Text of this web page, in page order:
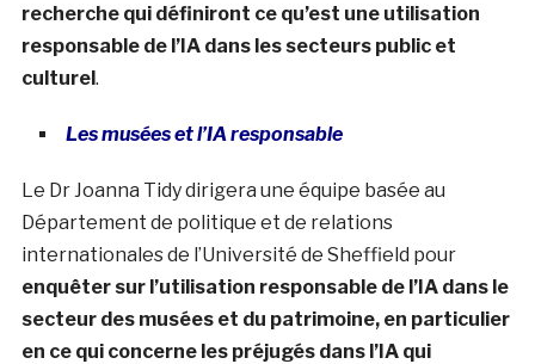
recherche qui définiront ce qu’est une utilisation
responsable de l’IA dans les secteurs public et
culturel.
Les musées et l’IA responsable
Le Dr Joanna Tidy dirigera une équipe basée au
Département de politique et de relations
internationales de l’Université de Sheffield pour
enquêter sur l’utilisation responsable de l’IA dans le
secteur des musées et du patrimoine, en particulier
en ce qui concerne les préjugés dans l’IA qui